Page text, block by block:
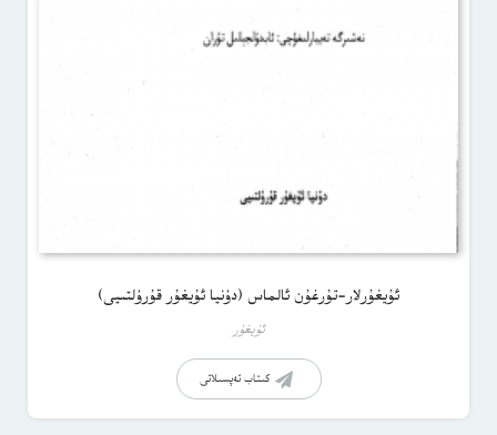
ئۇيغۇرلار-تۇرغۇن ئالماس (دۇنيا ئۇيغۇر قۇرۇلتىيى)
ئۇيغۇر
كىتاب تەپسىلاتى